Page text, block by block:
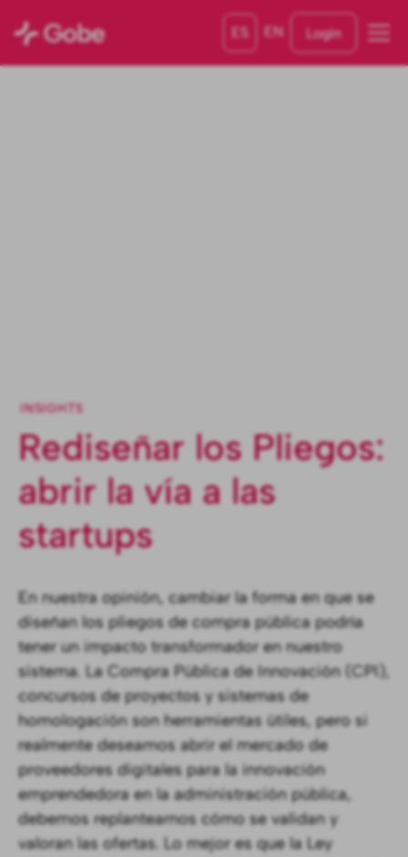
ES EN Login
INSIGHTS
Rediseñar los Pliegos:
abrir la vía a las
startups
En nuestra opinión, cambiar la forma en que se
diseñan los pliegos de compra pública podría
tener un impacto transformador en nuestro
sistema. La Compra Pública de Innovación (CPI),
concursos de proyectos y sistemas de
homologación son herramientas útiles, pero si
realmente deseamos abrir el mercado de
proveedores digitales para la innovación
emprendedora en la administración pública,
debemos replantearnos cómo se validan y
valoran las ofertas. Lo mejor es que la Ley